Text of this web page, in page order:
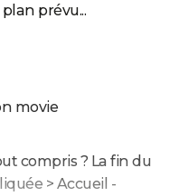
prévu...
movie
compris ? La fin du
> Accueil -